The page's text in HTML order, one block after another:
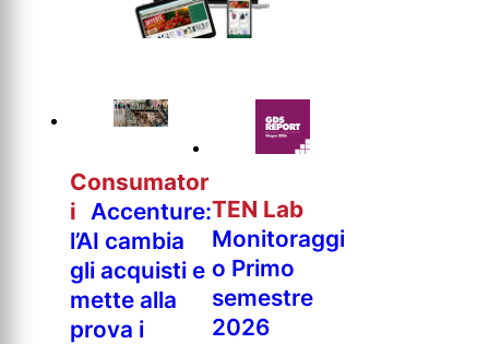
Consumator
i Accenture:
l’AI cambia
gli acquisti e
mette alla
prova i
TEN Lab
Monitoraggi
o Primo
semestre
2026